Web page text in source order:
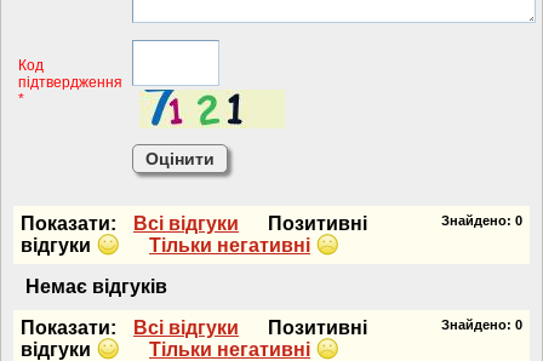
Код
підтвердження
*
Знайдено: 0
Показати: Всi вiдгуки
Позитивнi
вiдгуки
Тiльки негативнi
Немає вiдгукiв
Знайдено: 0
Показати: Всi вiдгуки
Позитивнi
вiдгуки
Тiльки негативнi